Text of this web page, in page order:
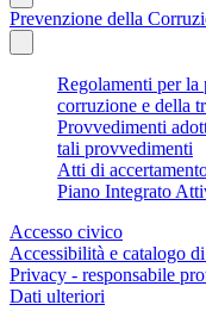
Prevenzione della
Regolamenti per la
corruzione e della
Provvedimenti
tali provvedimenti
Atti di
Piano Integrato
Accesso civico
Accessibilità e catalogo
Privacy - responsabile
Dati ulteriori